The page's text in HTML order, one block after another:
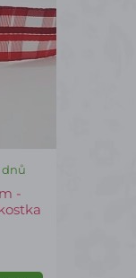
dnů
-